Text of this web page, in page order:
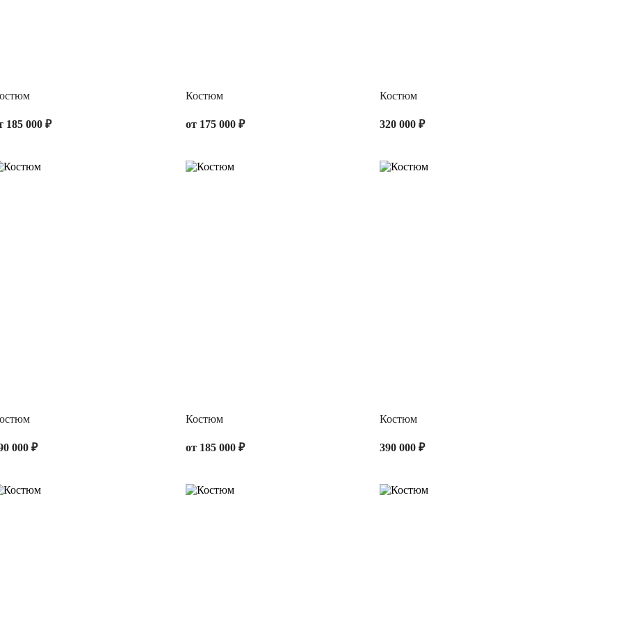
185 000 ₽
Костюм
от 175 000 ₽
Костюм
320 000 ₽
000 ₽
Костюм
от 185 000 ₽
Костюм
390 000 ₽